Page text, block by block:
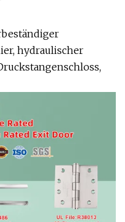
hydraulischer